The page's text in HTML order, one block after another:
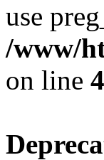
use
/www/
on line